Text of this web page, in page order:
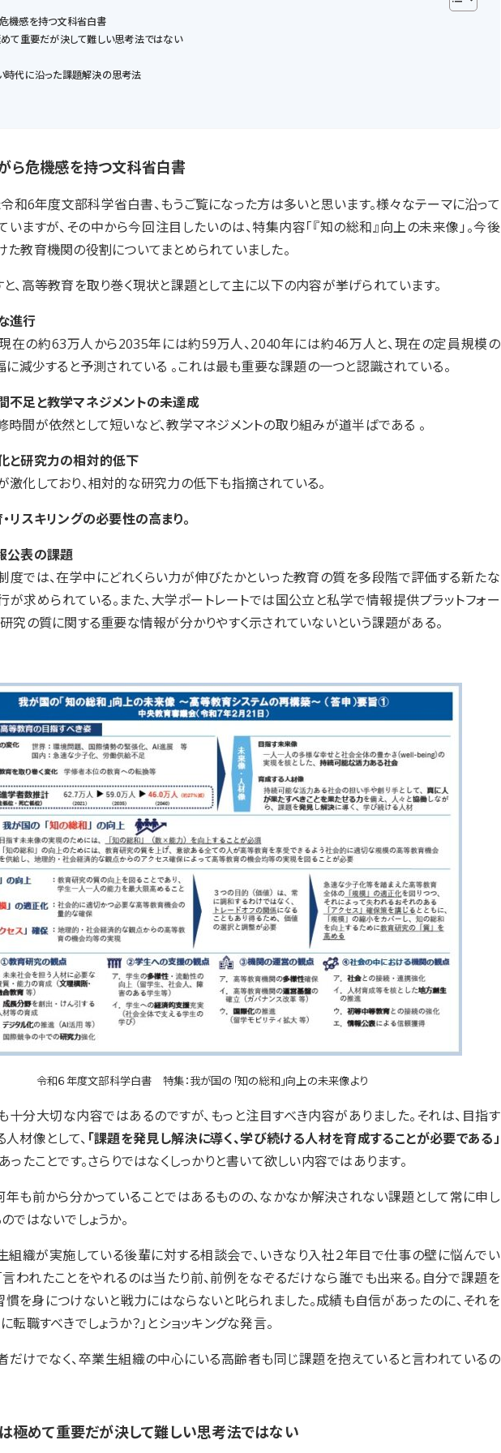
機感を持つ文科省白書
めて重要だが決して難しい思考法ではない
時代に沿った課題解決の思考法
ら危機感を持つ文科省白書
和6年度文部科学省白書、もうご覧になった方は多いと思います。様々なテーマに沿って
ますが、その中から今回注目したいのは、特集内容「『知の総和』向上の未来像」。今後
教育機関の役割についてまとめられていました。
、高等教育を取り巻く現状と課題として主に以下の内容が挙げられています。
進行
在の約63万人から2035年には約59万人、2040年には約46万人と、現在の定員規模の
減少すると予測されている 。これは最も重要な課題の一つと認識されている。
足と教学マネジメントの未達成
間が依然として短いなど、教学マネジメントの取り組みが道半ばである 。
と研究力の相対的低下
化しており、相対的な研究力の低下も指摘されている。
リスキリングの必要性の高まり。
公表の課題
度では、在学中にどれくらい力が伸びたかといった教育の質を多段階で評価する新たな
求められている。また、大学ポートレートでは国公立と私学で情報提供プラットフォー
究の質に関する重要な情報が分かりやすく示されていないという課題がある。
令和６年度文部科学白書 特集：我が国の「知の総和」向上の未来像より
分大切な内容ではあるのですが、もっと注目すべき内容がありました。それは、目指す
材像として、 「課題を発見し解決に導く、学び続ける人材を育成することが必要である」
ったことです。さらりではなくしっかりと書いて欲しい内容ではあります。
も前から分かっていることではあるものの、なかなか解決されない課題として常に申し
ではないでしょうか。
組織が実施している後輩に対する相談会で、いきなり入社２年目で仕事の壁に悩んでい
われたことをやれるのは当たり前、前例をなぞるだけなら誰でも出来る。自分で課題を
を身につけないと戦力にはならないと叱られました。成績も自信があったのに、それを
転職すべきでしょうか？」とショッキングな発言。
だけでなく、卒業生組織の中心にいる高齢者も同じ課題を抱えていると言われているの
は極めて重要だが決して難しい思考法ではない